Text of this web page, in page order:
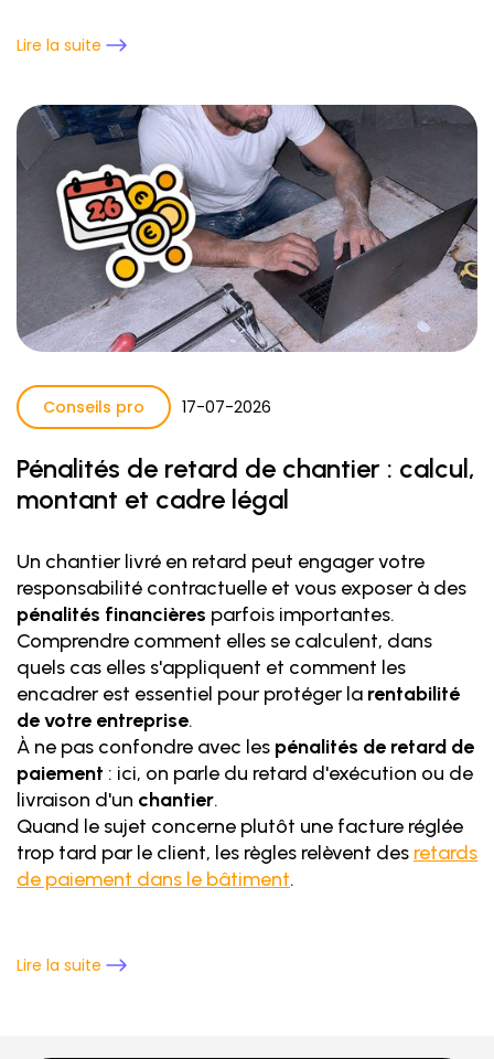
Lire la suite
Conseils pro 17-07-2026
Pénalités de retard de chantier : calcul,
montant et cadre légal
Un chantier livré en retard peut engager votre
responsabilité contractuelle et vous exposer à des
pénalités financières parfois importantes.
Comprendre comment elles se calculent, dans
quels cas elles s'appliquent et comment les
encadrer est essentiel pour protéger la rentabilité
de votre entreprise.
À ne pas confondre avec les pénalités de retard de
paiement : ici, on parle du retard d'exécution ou de
livraison d'un chantier.
Quand le sujet concerne plutôt une facture réglée
trop tard par le client, les règles relèvent des retards
de paiement dans le bâtiment.
Lire la suite